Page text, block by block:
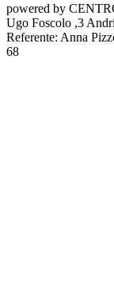
powered by
Ugo Foscolo ,3
Referente: Anna
68